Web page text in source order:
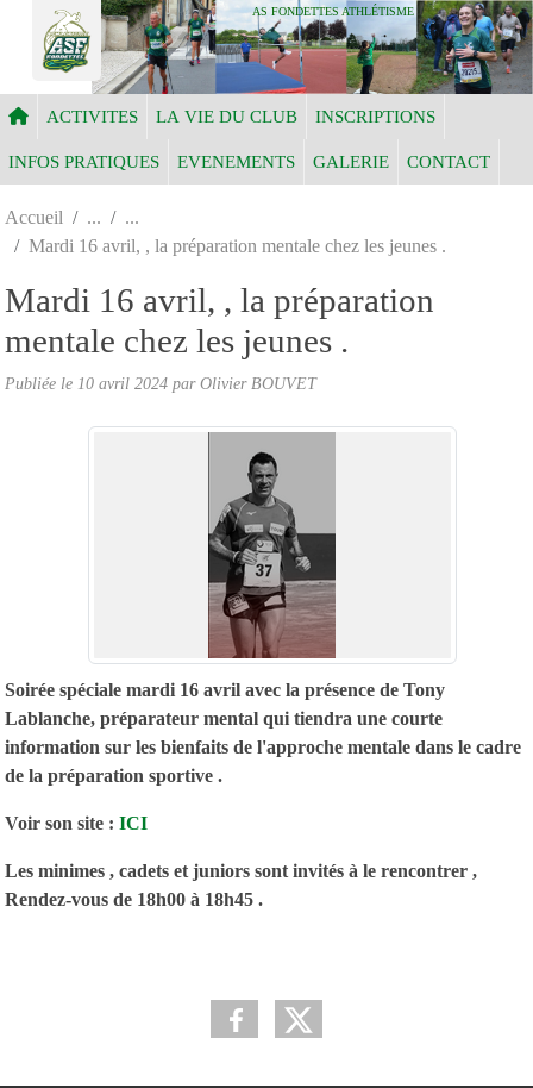
AS FONDETTES ATHLÉTISME
ACTIVITES LA VIE DU CLUB INSCRIPTIONS
INFOS PRATIQUES EVENEMENTS GALERIE CONTACT
Accueil
Mardi 16 avril, , la préparation mentale chez les jeunes .
Mardi 16 avril, , la préparation
mentale chez les jeunes .
Publiée le 10 avril 2024 par Olivier BOUVET
Soirée spéciale mardi 16 avril avec la présence de Tony
Lablanche, préparateur mental qui tiendra une courte
information sur les bienfaits de l'approche mentale dans le cadre
de la préparation sportive .
Voir son site : ICI
Les minimes , cadets et juniors sont invités à le rencontrer ,
Rendez-vous de 18h00 à 18h45 .
Panneau de gestion des cookies